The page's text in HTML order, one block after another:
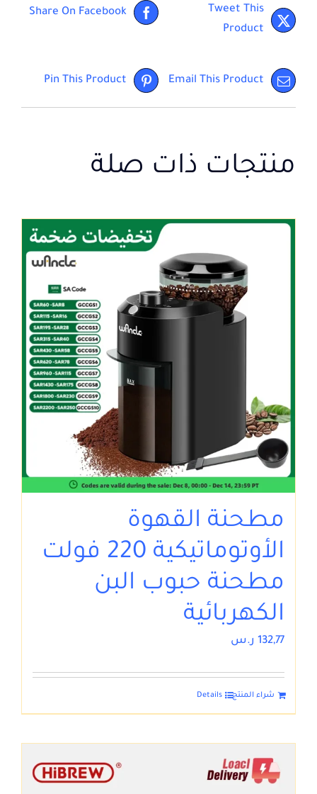
Share On Facebook
Tweet This
Product
Pin This Product Email This Product
منتجات ذات صلة
مطحنة القهوة
الأوتوماتيكية 220 فولت
مطحنة حبوب البن
الكهربائية
132,77 ر.س
شراء المنتج Details